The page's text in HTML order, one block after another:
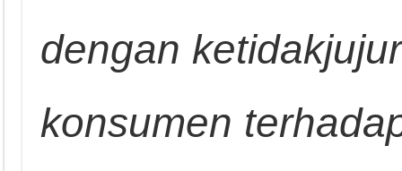
dengan
konsumen